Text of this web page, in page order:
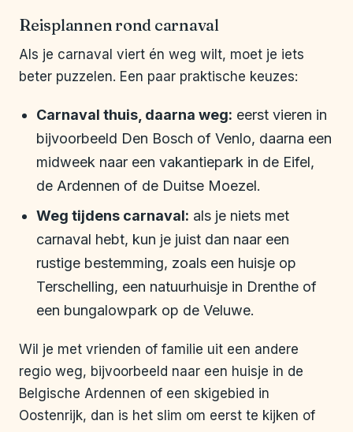
Reisplannen rond carnaval
Als je carnaval viert én weg wilt, moet je iets
beter puzzelen. Een paar praktische keuzes:
Carnaval thuis, daarna weg: eerst vieren in
bijvoorbeeld Den Bosch of Venlo, daarna een
midweek naar een vakantiepark in de Eifel,
de Ardennen of de Duitse Moezel.
Weg tijdens carnaval: als je niets met
carnaval hebt, kun je juist dan naar een
rustige bestemming, zoals een huisje op
Terschelling, een natuurhuisje in Drenthe of
een bungalowpark op de Veluwe.
Wil je met vrienden of familie uit een andere
regio weg, bijvoorbeeld naar een huisje in de
Belgische Ardennen of een skigebied in
Oostenrijk, dan is het slim om eerst te kijken of